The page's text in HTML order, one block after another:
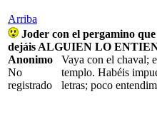
Arriba
Joder con el pergamino que
dejáis ALGUIEN LO
Anonimo
No
registrado
Vaya con el chaval;
templo. Habéis
letras; poco